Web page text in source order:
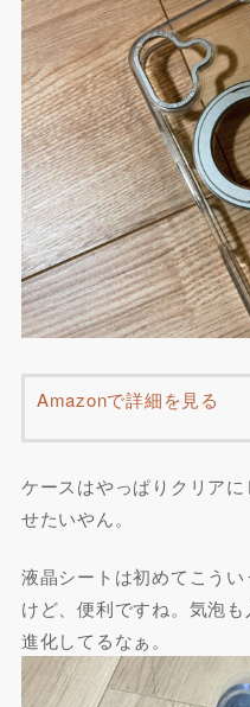
Amazonで詳細を見る
ケースはやっぱりクリア
せたいやん。
液晶シートは初めてこう
けど、便利ですね。気泡も
進化してるなぁ。